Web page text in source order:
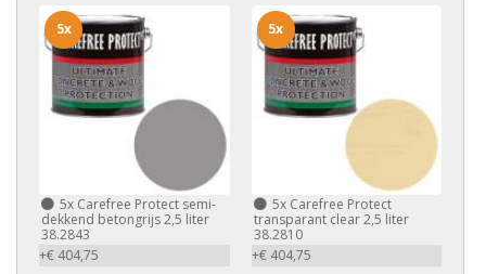
5x Carefree Protect semi-
dekkend betongrijs 2,5 liter
38.2843
+€ 404,75
5x
5xCarefree Protect
transparant clear 2,5 liter
38.2810
+€ 404,75
5x